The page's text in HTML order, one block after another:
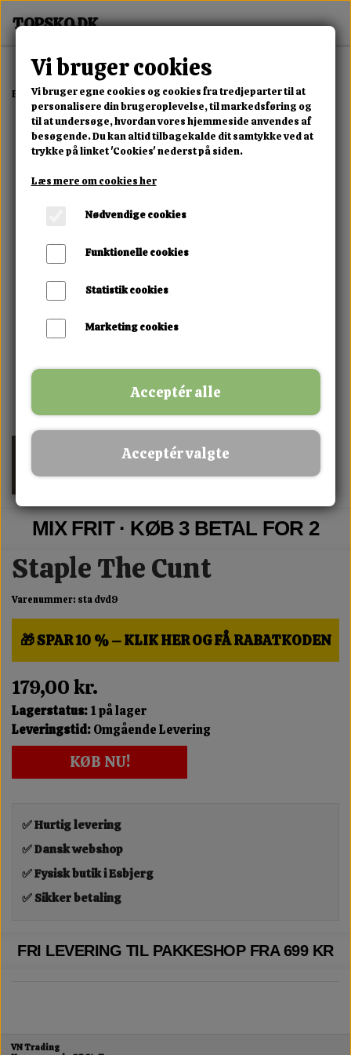
Forside Erotisk Kollektion Dvd Staple The Cunt
MIX FRIT · KØB 3 BETAL FOR 2
Staple The Cunt
Varenummer: sta dvd9
🎁 SPAR 10 % – KLIK HER OG FÅ RABATKODEN
179,00 kr.
Lagerstatus:1 på lager
Leveringstid:Omgående Levering
KØB NU!
✅ Hurtig levering
✅ Dansk webshop
✅ Fysisk butik i Esbjerg
✅ Sikker betaling
FRI LEVERING TIL PAKKESHOP FRA 699 KR
VN Trading
Vi bruger cookies
Vi bruger egne cookies og cookies fra tredjeparter til at
personalisere din brugeroplevelse, til markedsføring og
til at undersøge, hvordan vores hjemmeside anvendes af
besøgende. Du kan altid tilbagekalde dit samtykke ved at
trykke på linket 'Cookies' nederst på siden.
Læs mere om cookies her
Nødvendige cookies
Funktionelle cookies
Statistik cookies
Marketing cookies
Acceptér alle
Acceptér valgte